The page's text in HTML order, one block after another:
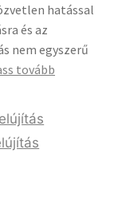
hatással
és az
nem egyszerű
tovább